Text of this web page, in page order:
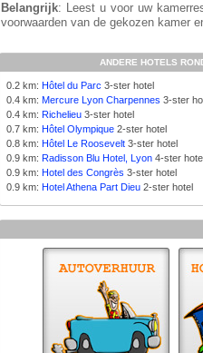
Belangrijk: Leest u voor uw
voorwaarden van de gekozen kamer
ANDERE HOTELS
0.2 km:Hôtel du Parc 3-ster hotel
0.4 km:Mercure Lyon Charpennes 3-ster
0.4 km:Richelieu 3-ster hotel
0.7 km:Hôtel Olympique 2-ster hotel
0.8 km:Hôtel Le Roosevelt 3-ster hotel
0.9 km:Radisson Blu Hotel, Lyon 4-ster
0.9 km:Hotel des Congrès 3-ster hotel
0.9 km:Hotel Athena Part Dieu 2-ster hotel